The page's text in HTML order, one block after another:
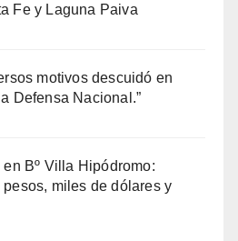
Fe y Laguna Paiva
motivos descuidó en
Defensa Nacional.”
Bº Villa Hipódromo:
miles de dólares y